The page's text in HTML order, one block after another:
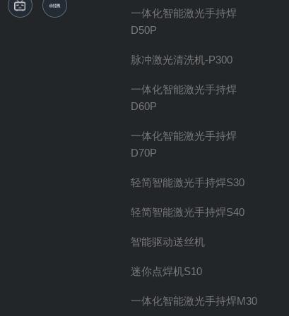
一体化智能激光手持焊
D50P
脉冲激光清洗机-P300
一体化智能激光手持焊
D60P
一体化智能激光手持焊
D70P
轻简智能激光手持焊S30
轻简智能激光手持焊S40
智能驱动送丝机
迷你点焊机S10
一体化智能激光手持焊M30